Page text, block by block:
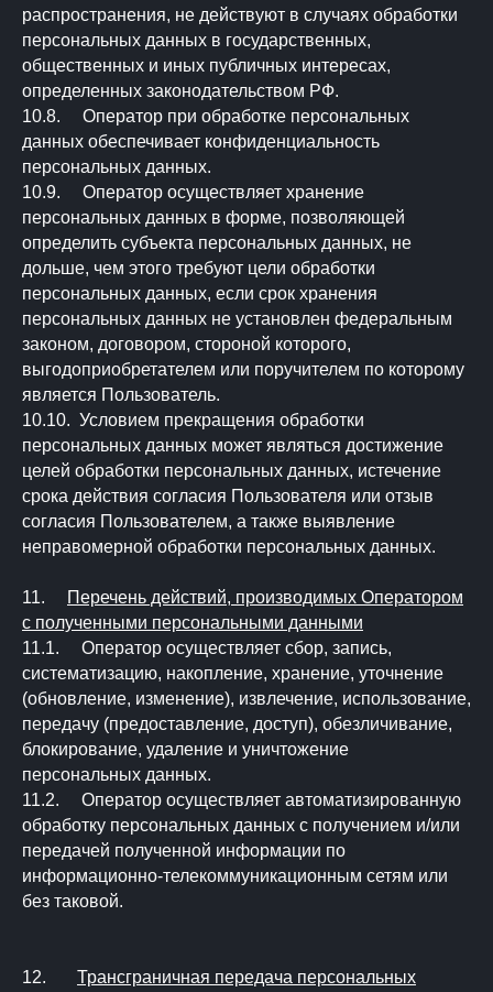
распространения, не действуют в случаях обработки
персональных данных в государственных,
общественных и иных публичных интересах,
определенных законодательством РФ.
10.8. Оператор при обработке персональных
данных обеспечивает конфиденциальность
персональных данных.
10.9. Оператор осуществляет хранение
персональных данных в форме, позволяющей
определить субъекта персональных данных, не
дольше, чем этого требуют цели обработки
персональных данных, если срок хранения
персональных данных не установлен федеральным
законом, договором, стороной которого,
выгодоприобретателем или поручителем по которому
является Пользователь.
10.10. Условием прекращения обработки
персональных данных может являться достижение
целей обработки персональных данных, истечение
срока действия согласия Пользователя или отзыв
согласия Пользователем, а также выявление
неправомерной обработки персональных данных.
11.
Перечень действий, производимых Оператором
с полученными персональными данными
11.1. Оператор осуществляет сбор, запись,
систематизацию, накопление, хранение, уточнение
(обновление, изменение), извлечение, использование,
передачу (предоставление, доступ), обезличивание,
блокирование, удаление и уничтожение
персональных данных.
11.2. Оператор осуществляет автоматизированную
обработку персональных данных с получением и/или
передачей полученной информации по
информационно-телекоммуникационным сетям или
без таковой.
12. Трансграничная передача персональных